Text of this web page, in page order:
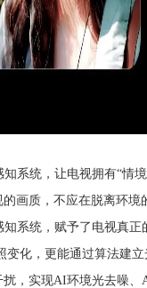
统，让电视拥有“情境
质，不应在脱离环境
系统，赋予了电视真正
变化，更能通过算法建
扰，实现AI环境光去噪